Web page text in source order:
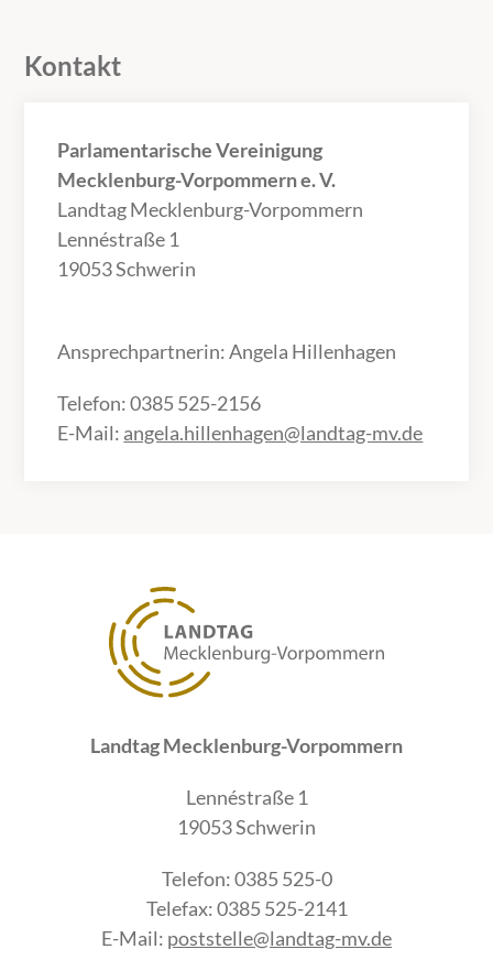
Kontakt
Parlamentarische Vereinigung
Mecklenburg-Vorpommern e. V.
Landtag Mecklenburg-Vorpommern
Lennéstraße 1
19053 Schwerin
Ansprechpartnerin: Angela Hillenhagen
Telefon: 0385 525-2156
E-Mail: angela.hillenhagen@landtag-mv.de
Landtag Mecklenburg-Vorpommern
Lennéstraße 1
19053 Schwerin
Telefon: 0385 525-0
Telefax: 0385 525-2141
E-Mail: poststelle@landtag-mv.de